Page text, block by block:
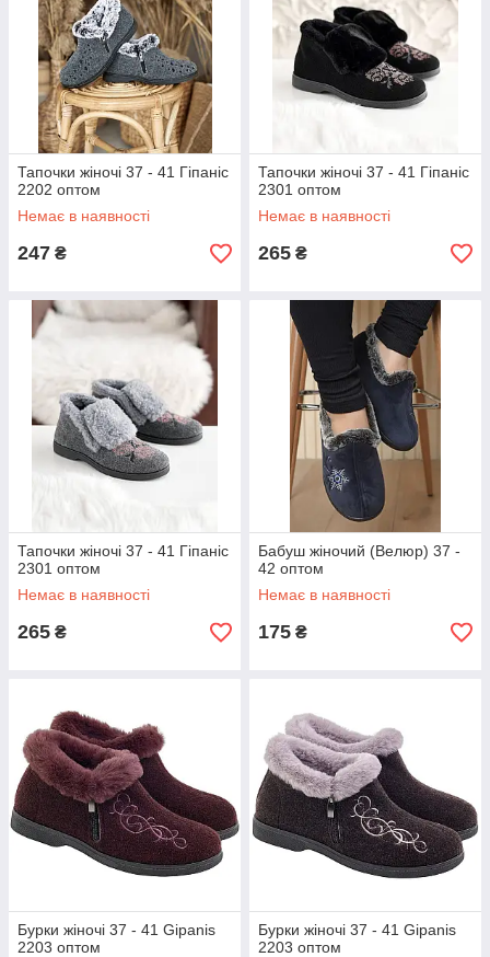
Тапочки жіночі 37 - 41 Гіпаніс
2202 оптом
Немає в наявності
247 ₴
Тапочки жіночі 37 - 41 Гіпаніс
2301 оптом
Немає в наявності
265 ₴
Тапочки жіночі 37 - 41 Гіпаніс
2301 оптом
Немає в наявності
265 ₴
Бабуш жіночий (Велюр) 37 -
42 оптом
Немає в наявності
175 ₴
Бурки жіночі 37 - 41 Gipanis
2203 оптом
Бурки жіночі 37 - 41 Gipanis
2203 оптом